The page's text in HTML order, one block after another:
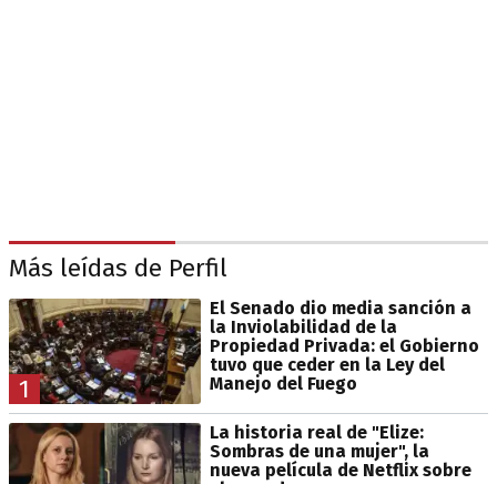
Más leídas de Perfil
1
El Senado dio media sanción a
la Inviolabilidad de la
Propiedad Privada: el Gobierno
tuvo que ceder en la Ley del
Manejo del Fuego
La historia real de "Elize:
Sombras de una mujer", la
nueva película de Netflix sobre